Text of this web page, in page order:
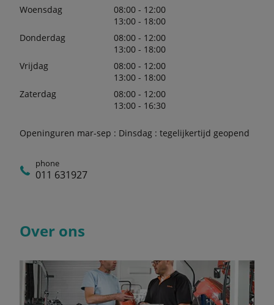
Woensdag
08:00 - 12:00
13:00 - 18:00
Donderdag
08:00 - 12:00
13:00 - 18:00
Vrijdag
08:00 - 12:00
13:00 - 18:00
Zaterdag
08:00 - 12:00
13:00 - 16:30
Openinguren mar-sep : Dinsdag : tegelijkertijd geopend
phone
011 631927
Over ons